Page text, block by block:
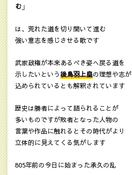
む 」
は、荒れた道を切り開いて進む
強い意志を感じさせる歌です
武家政権が本来あるべき姿へ戻る道を
示したいという後鳥羽上皇の理想や志が
込められているとも解釈されています
歴史は勝者によって語られることが
多いものですが敗者となった人物の
言葉や作品に触れるとその時代がより
立体的に見えてくる気がします
805年前の今日に始まった承久の乱